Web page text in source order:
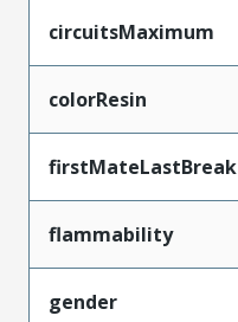
circuitsMaximum
colorResin
firstMateLastBreak
flammability
gender